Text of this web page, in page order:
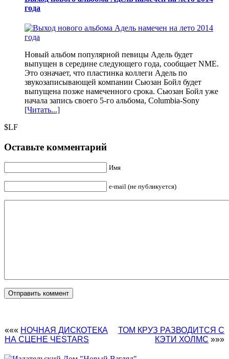
года
Новый альбом популярной певицы Адель будет
выпущен в середине следующего года, сообщает NME.
Это означает, что пластинка коллеги Адель по
звукозаписывающей компании Сьюзан Бойл будет
выпущена позже намеченного срока. Сьюзан Бойл уже
начала запись своего 5-го альбома, Columbia-Sony
[Читать...]
$LF
Оставьте комментарий
Имя
e-mail (не публикуется)
««« НОЧНАЯ ДИСКОТЕКА
НА СЦЕНЕ ЧЕSTARS
ТОМ КРУЗ РАЗВОДИТСЯ С
КЭТИ ХОЛМС »»»